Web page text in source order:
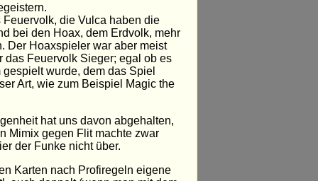
die Vulca haben die
bei den Hoax, dem Erdvolk, mehr
Der Hoaxspieler war aber meist
das Feuervolk Sieger; egal ob es
wurde, dem das Spiel
Art, wie zum Beispiel Magic the
hat uns davon abgehalten,
Mimix gegen Flit machte zwar
der Funke nicht über.
Karten nach Profiregeln eigene